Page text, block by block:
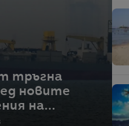
тръгна
новите
на